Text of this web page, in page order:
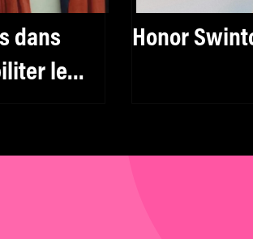
dans
le
Honor